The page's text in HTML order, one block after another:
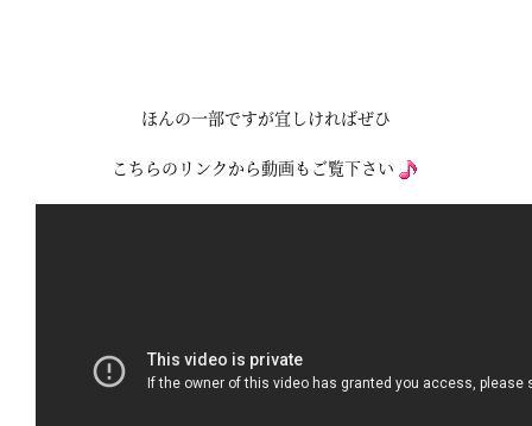
ほんの一部ですが宜しければぜひ
こちらのリンクから動画もご覧下さい